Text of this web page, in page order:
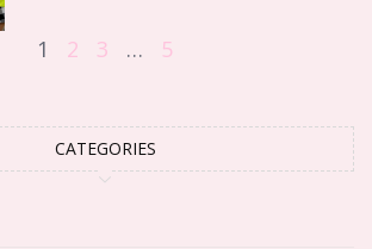
1 2 3 … 5
CATEGORIES